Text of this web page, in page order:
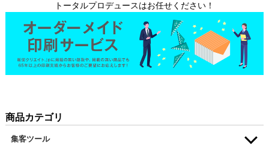
トータルプロデュースはお任せください！
商品カテゴリ
集客ツール